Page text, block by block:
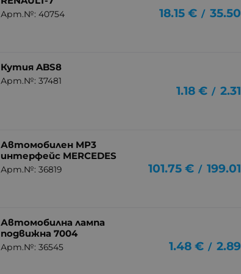
Арт.№: 40754 18.15 € / 35.50
Кутия ABS8
Арт.№: 37481
1.18 € / 2.31
Автомобилен MP3
интерфейс MERCEDES
Арт.№: 36819 101.75 € / 199.01
Автомобилна лампа
подвижна 7004
Арт.№: 36545 1.48 € / 2.89